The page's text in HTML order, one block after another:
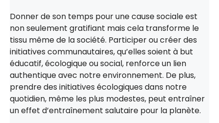
Donner de son temps pour une cause sociale est
non seulement gratifiant mais cela transforme le
tissu même de la société. Participer ou créer des
initiatives communautaires, qu’elles soient à but
éducatif, écologique ou social, renforce un lien
authentique avec notre environnement. De plus,
prendre des initiatives écologiques dans notre
quotidien, même les plus modestes, peut entraîner
un effet d’entraînement salutaire pour la planète.